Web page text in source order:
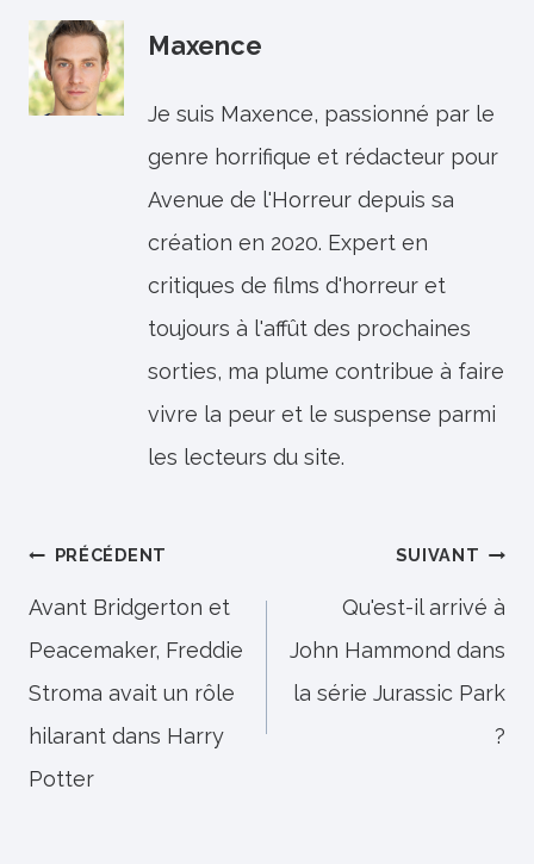
Maxence
Je suis Maxence, passionné par le
genre horrifique et rédacteur pour
Avenue de l'Horreur depuis sa
création en 2020. Expert en
critiques de films d'horreur et
toujours à l'affût des prochaines
sorties, ma plume contribue à faire
vivre la peur et le suspense parmi
les lecteurs du site.
Navigation
de
l’article
PRÉCÉDENT
Avant Bridgerton et
Peacemaker, Freddie
Stroma avait un rôle
hilarant dans Harry
Potter
SUIVANT
Qu'est-il arrivé à
John Hammond dans
la série Jurassic Park
?